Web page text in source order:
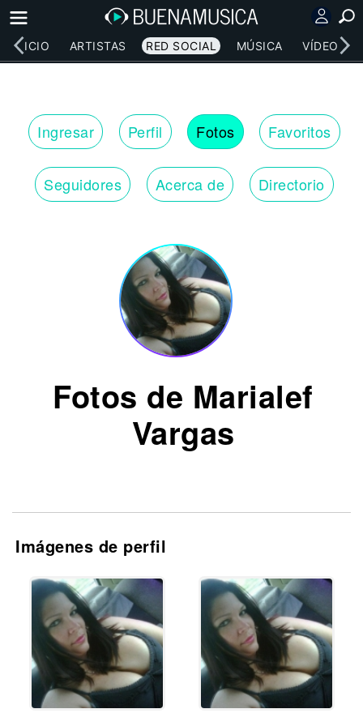
INICIO ARTISTAS RED SOCIAL MÚSICA VÍDEOS
Ingresar Perfil Fotos Favoritos
Seguidores Acerca de Directorio
Fotos de Marialef
Vargas
Imágenes de perfil